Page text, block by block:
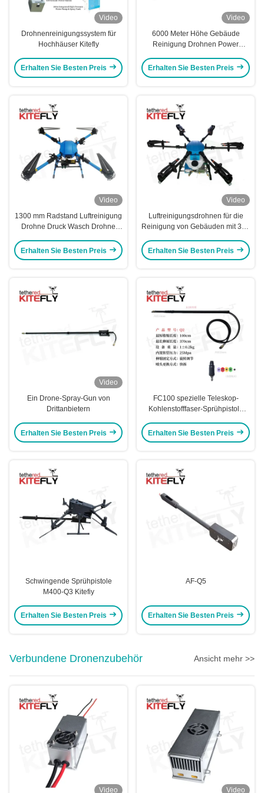
Video
Drohnenreinigungssystem für
Hochhäuser Kitefly
Erhalten Sie Besten Preis
Video
6000 Meter Höhe Gebäude
Reinigung Drohnen Power
Kitefly
Erhalten Sie Besten Preis
Video
1300 mm Radstand Luftreinigung
Drohne Druck Wasch Drohne
Erhalten Sie Besten Preis
Video
Luftreinigungsdrohnen für die
Reinigung von Gebäuden mit 30L
Erhalten Sie Besten Preis
Video
Ein Drone-Spray-Gun von
Drittanbietern
Erhalten Sie Besten Preis
FC100 spezielle Teleskop-
Kohlenstofffaser-Sprühpistole
Erhalten Sie Besten Preis
Schwingende Sprühpistole
M400-Q3 Kitefiy
Erhalten Sie Besten Preis
AF-Q5
Erhalten Sie Besten Preis
Verbundene Dronenzubehör Ansicht mehr >>
Video Video